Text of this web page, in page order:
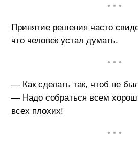
• • •
Принятие решения часто
что человек устал думать.
• • •
— Как сделать так, чтоб не
— Надо собраться всем
всех плохих!
• • •